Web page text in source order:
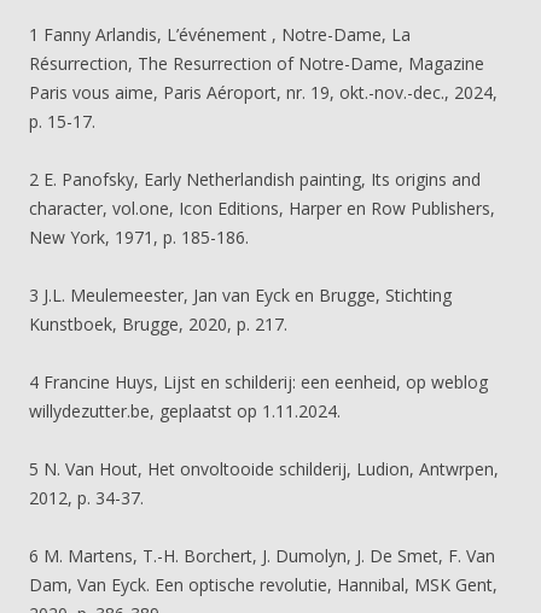
1 Fanny Arlandis, L’événement , Notre-Dame, La
Résurrection, The Resurrection of Notre-Dame, Magazine
Paris vous aime, Paris Aéroport, nr. 19, okt.-nov.-dec., 2024,
p. 15-17.
2 E. Panofsky, Early Netherlandish painting, Its origins and
character, vol.one, Icon Editions, Harper en Row Publishers,
New York, 1971, p. 185-186.
3 J.L. Meulemeester, Jan van Eyck en Brugge, Stichting
Kunstboek, Brugge, 2020, p. 217.
4 Francine Huys, Lijst en schilderij: een eenheid, op weblog
willydezutter.be, geplaatst op 1.11.2024.
5 N. Van Hout, Het onvoltooide schilderij, Ludion, Antwrpen,
2012, p. 34-37.
6 M. Martens, T.-H. Borchert, J. Dumolyn, J. De Smet, F. Van
Dam, Van Eyck. Een optische revolutie, Hannibal, MSK Gent,